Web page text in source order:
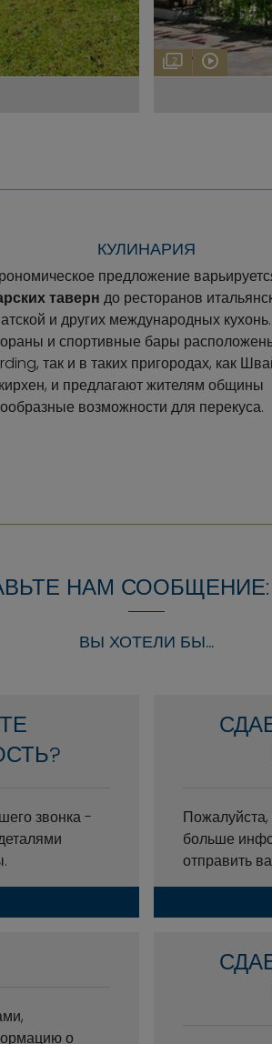
2
КУЛИНАРИЯ
предложение
таверн до ресторанов
и других международных кухонь.
и спортивные бары
так и в таких пригородах, как
и предлагают жителям общины
возможности для перекуса.
НАМ СООБЩЕНИЕ:
ВЫ ХОТЕЛИ БЫ...
звонка -
больше
отправить
о